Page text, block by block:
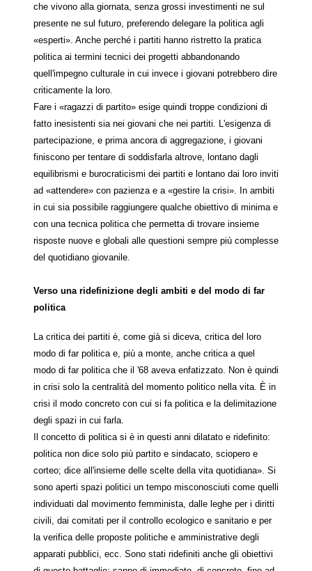
che vivono alla giornata, senza grossi investimenti ne sul
presente ne sul futuro, preferendo delegare la politica agli
«esperti». Anche perché i partiti hanno ristretto la pratica
politica ai termini tecnici dei progetti abbandonando
quell'impegno culturale in cui invece i giovani potrebbero dire
criticamente la loro.
Fare i «ragazzi di partito» esige quindi troppe condizioni di
fatto inesistenti sia nei giovani che nei partiti. L'esigenza di
partecipazione, e prima ancora di aggregazione, i giovani
finiscono per tentare di soddisfarla altrove, lontano dagli
equilibrismi e burocraticismi dei partiti e lontano dai loro inviti
ad «attendere» con pazienza e a «gestire la crisi». In ambiti
in cui sia possibile raggiungere qualche obiettivo di minima e
con una tecnica politica che permetta di trovare insieme
risposte nuove e globali alle questioni sempre più complesse
del quotidiano giovanile.
Verso una ridefinizione degli ambiti e del modo di far
politica
La critica dei partiti è, come già si diceva, critica del loro
modo di far politica e, più a monte, anche critica a quel
modo di far politica che il '68 aveva enfatizzato. Non è quindi
in crisi solo la centralità del momento politico nella vita. È in
crisi il modo concreto con cui si fa politica e la delimitazione
degli spazi in cui farla.
Il concetto di politica si è in questi anni dilatato e ridefinito:
politica non dice solo più partito e sindacato, sciopero e
corteo; dice all'insieme delle scelte della vita quotidiana». Si
sono aperti spazi politici un tempo misconosciuti come quelli
individuati dal movimento femminista, dalle leghe per i diritti
civili, dai comitati per il controllo ecologico e sanitario e per
la verifica delle proposte politiche e amministrative degli
apparati pubblici, ecc. Sono stati ridefiniti anche gli obiettivi